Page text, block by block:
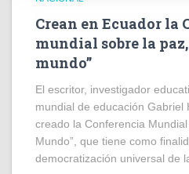
Crean en Ecuador la
mundial sobre la
mundo”
El escritor, investigador
mundial de educación Gabriel
creado la Conferencia
Mundo”, que tiene como
democratización universal de